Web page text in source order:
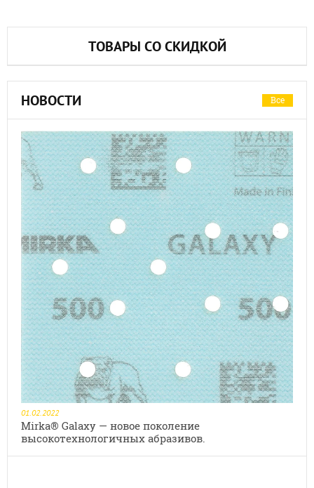
ТОВАРЫ СО СКИДКОЙ
НОВОСТИ Все
01.02.2022
Mirka® Galaxy — новое поколение
высокотехнологичных абразивов.